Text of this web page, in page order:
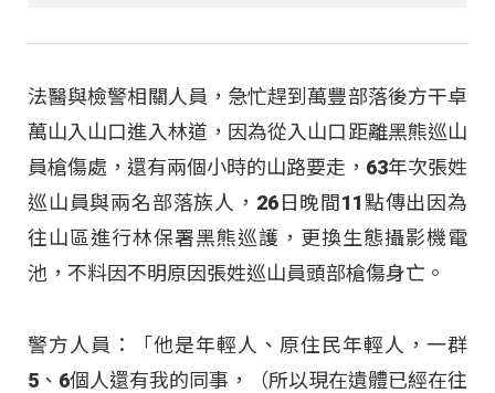
法醫與檢警相關人員，急忙趕到萬豐部落後方干卓
萬山入山口進入林道，因為從入山口距離黑熊巡山
員槍傷處，還有兩個小時的山路要走，63年次張姓
巡山員與兩名部落族人，26日晚間11點傳出因為
往山區進行林保署黑熊巡護，更換生態攝影機電
池，不料因不明原因張姓巡山員頭部槍傷身亡。
警方人員：「他是年輕人、原住民年輕人，一群
5、6個人還有我的同事，（所以現在遺體已經在往